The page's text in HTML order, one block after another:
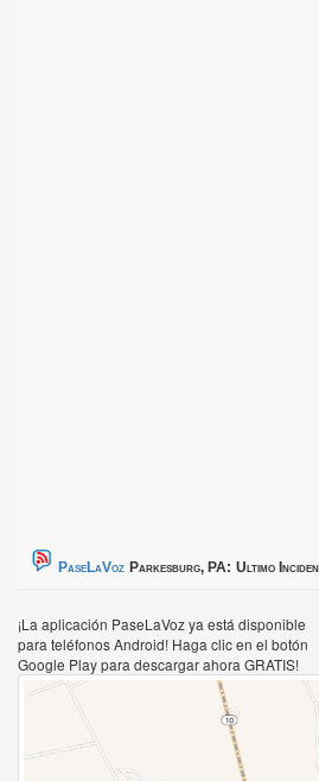
PaseLaVoz Parkesburg, PA: Ultimo
¡La aplicación PaseLaVoz ya está disponible
para teléfonos Android! Haga clic en el botón
Google Play para descargar ahora GRATIS!